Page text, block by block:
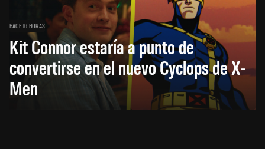
HACE 16 HORAS
Kit Connor estaría a punto de
convertirse en el nuevo Cyclops de X-
Men